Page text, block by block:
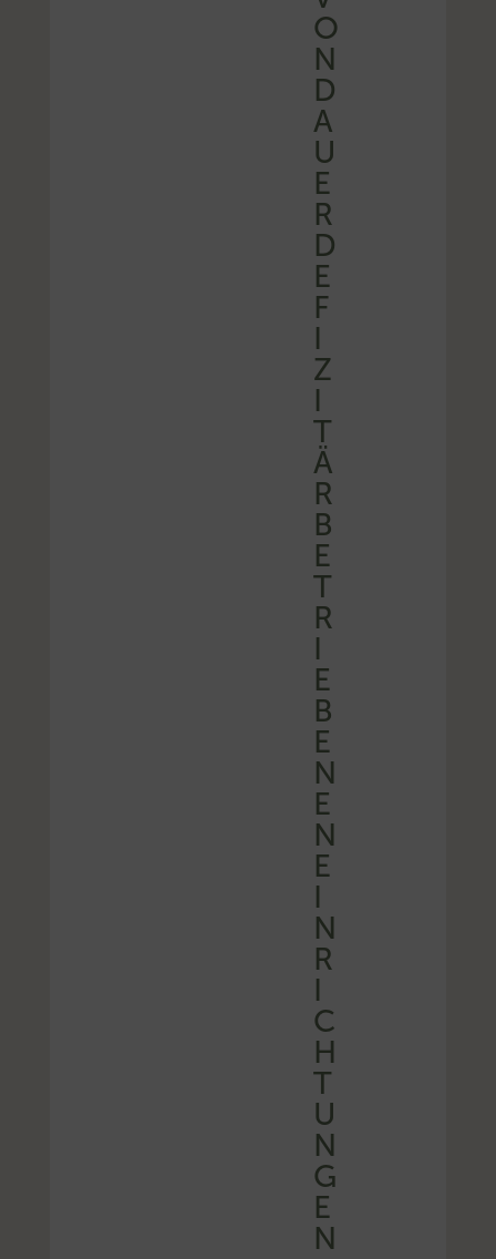
O
N
D
A
U
E
R
D
E
F
I
Z
I
T
Ä
R
B
E
T
R
I
E
B
E
N
E
N
E
I
N
R
I
C
H
T
U
N
G
E
N